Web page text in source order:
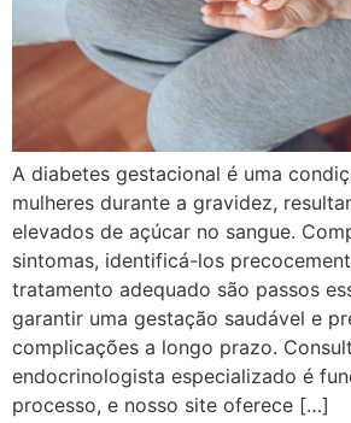
A diabetes gestacional é uma
mulheres durante a gravidez,
elevados de açúcar no sangue.
sintomas, identificá-los
tratamento adequado são passos
garantir uma gestação saudável e
complicações a longo prazo.
endocrinologista especializado é
processo, e nosso site oferece […]